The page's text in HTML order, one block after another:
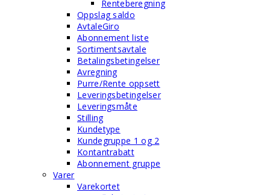
Renteberegning
Oppslag saldo
AvtaleGiro
Abonnement liste
Sortimentsavtale
Betalingsbetingelser
Avregning
Purre/Rente oppsett
Leveringsbetingelser
Leveringsmåte
Stilling
Kundetype
Kundegruppe 1 og 2
Kontantrabatt
Abonnement gruppe
Varer
Varekortet